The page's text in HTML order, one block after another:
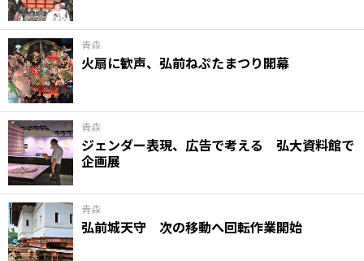
青森
火扇に歓声、弘前ねぷたまつり開幕
青森
ジェンダー表現、広告で考える 弘大資料館で
企画展
青森
弘前城天守 次の移動へ回転作業開始